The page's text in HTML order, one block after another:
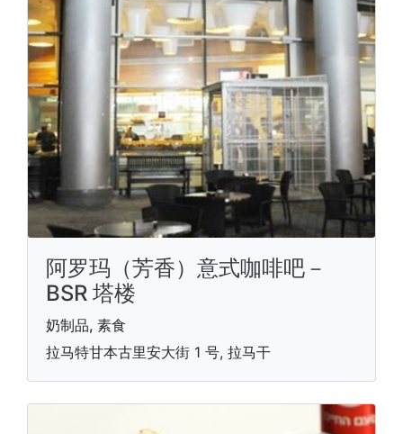
阿罗玛（芳香）意式咖啡吧－
BSR 塔楼
奶制品, 素食
拉马特甘本古里安大街 1 号, 拉马干